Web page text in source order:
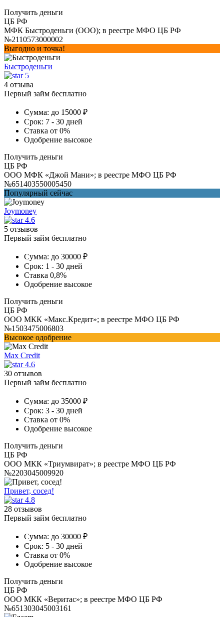
Получить деньги
ЦБ РФ
МФК Быстроденьги (ООО); в реестре МФО ЦБ РФ
№2110573000002
Выгодно и точка!
Быстроденьги
5
4 отзыва
Первый займ бесплатно
Сумма: до 15000 ₽
Срок: 7 - 30 дней
Ставка от 0%
Одобрение высокое
Получить деньги
ЦБ РФ
ООО МФК «Джой Мани»; в реестре МФО ЦБ РФ
№651403550005450
Популярный сейчас
Joymoney
4.6
5 отзывов
Первый займ бесплатно
Сумма: до 30000 ₽
Срок: 1 - 30 дней
Ставка 0,8%
Одобрение высокое
Получить деньги
ЦБ РФ
ООО МКК «Макс.Кредит»; в реестре МФО ЦБ РФ
№1503475006803
Высокое одобрение
Max Credit
4.6
30 отзывов
Первый займ бесплатно
Сумма: до 35000 ₽
Срок: 3 - 30 дней
Ставка от 0%
Одобрение высокое
Получить деньги
ЦБ РФ
ООО МКК «Триумвират»; в реестре МФО ЦБ РФ
№2203045009920
Привет, сосед!
4.8
28 отзывов
Первый займ бесплатно
Сумма: до 30000 ₽
Срок: 5 - 30 дней
Ставка от 0%
Одобрение высокое
Получить деньги
ЦБ РФ
ООО МКК «Веритас»; в реестре МФО ЦБ РФ
№651303045003161